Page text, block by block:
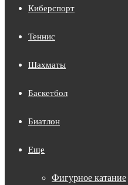
Киберспорт
Теннис
Шахматы
Баскетбол
Биатлон
Еще
Фигурное катание